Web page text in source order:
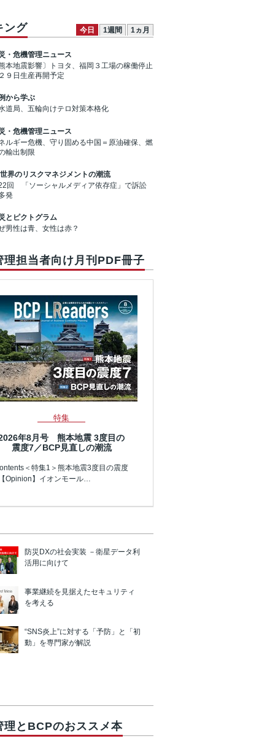
ング 今日 1週間 1ヵ月
・危機管理ニュース
熊本地震影響〕トヨタ、福岡３工場の稼働停止
９日生産再開予定
から学ぶ
道局、五輪向けテロ対策本格化
・危機管理ニュース
ルギー危機、守り固める中国＝原油確保、燃
輸出制限
界のリスクマネジメントの潮流
回 「ソーシャルメディア依存症」で訴訟
発
とピクトグラム
男性は青、女性は赤？
理担当者向け月刊PDF冊子
特集
年8月号 熊本地震 3度目の
震度7／BCP見直しの潮流
＜特集1＞熊本地震3度目の震度
Opinion】イオンモール…
防災DXの社会実装 －衛星データ利
活用に向けて
事業継続を見据えたセキュリティ
を考える
“SNS炎上”に対する「予防」と「初
動」を専門家が解説
理とBCPのおススメ本